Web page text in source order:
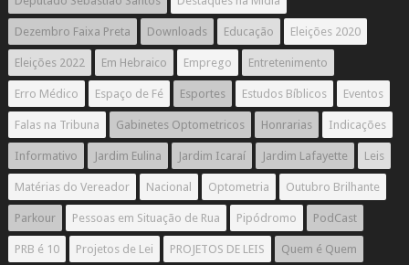
Dezembro Faixa Preta Downloads Educação Eleições 2020
Eleições 2022 Em Hebraico Emprego Entretenimento
Erro Médico Espaço de Fé Esportes Estudos Bíblicos Eventos
Falas na Tribuna Gabinetes Optometricos Honrarias Indicações
Informativo Jardim Eulina Jardim Icaraí Jardim Lafayette Leis
Matérias do Vereador Nacional Optometria Outubro Brilhante
Parkour Pessoas em Situação de Rua Pipódromo PodCast
PRB é 10 Projetos de Lei PROJETOS DE LEIS Quem é Quem